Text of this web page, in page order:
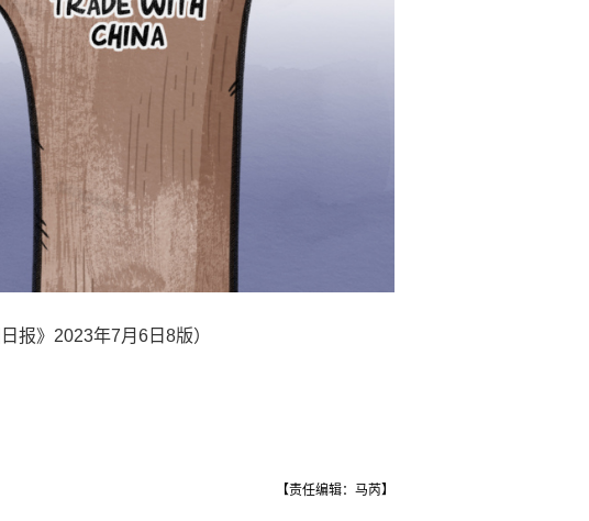
报》2023年7月6日8版）
【责任编辑：马芮】